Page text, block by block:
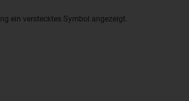
ein verstecktes Symbol angezeigt.